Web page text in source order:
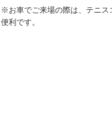
※お車でご来場の際は、テニス
便利です。